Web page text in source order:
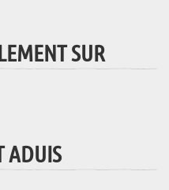
SUR
ADUIS